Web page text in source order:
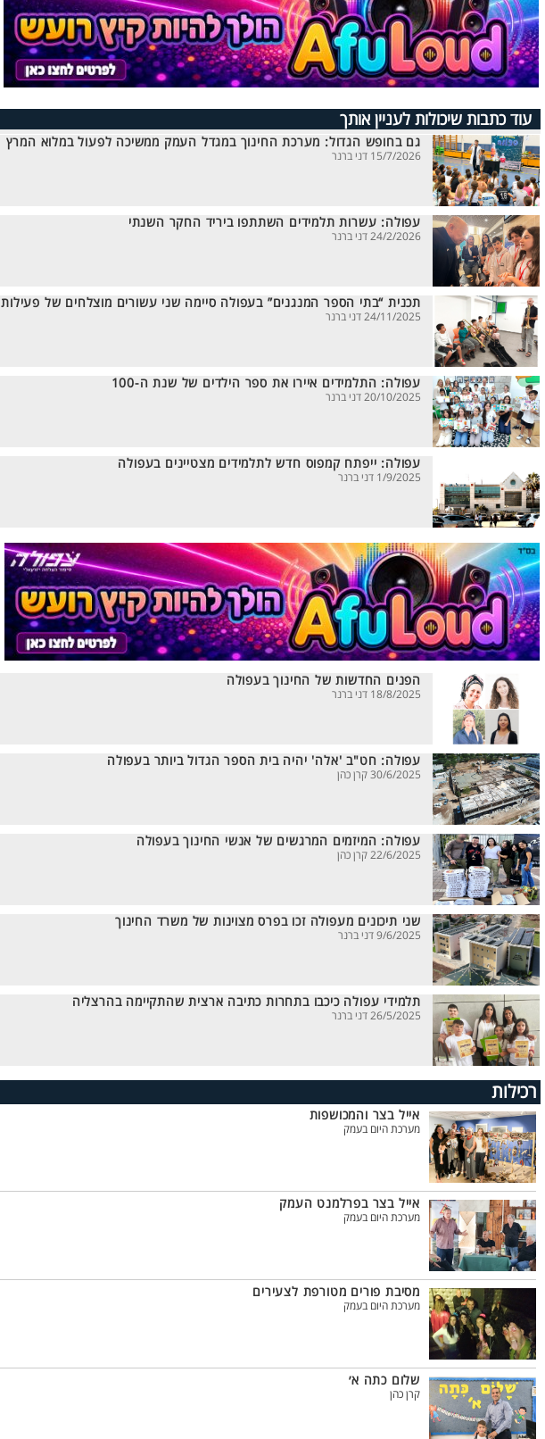
עוד כתבות שיכולות לעניין אותך
גם בחופש הגדול: מערכת החינוך במגדל העמק ממשיכה לפעול במלוא המרץ
15/7/2026 דני ברנר
עפולה: עשרות תלמידים השתתפו ביריד החקר השנתי
24/2/2026 דני ברנר
תכנית “בתי הספר המנגנים” בעפולה סיימה שני עשורים מוצלחים של פעילות
24/11/2025 דני ברנר
עפולה: התלמידים איירו את ספר הילדים של שנת ה-100
20/10/2025 דני ברנר
עפולה: ייפתח קמפוס חדש לתלמידים מצטיינים בעפולה
1/9/2025 דני ברנר
הפנים החדשות של החינוך בעפולה
18/8/2025 דני ברנר
עפולה: חט"ב 'אלה' יהיה בית הספר הגדול ביותר בעפולה
30/6/2025 קרן כהן
עפולה: המיזמים המרגשים של אנשי החינוך בעפולה
22/6/2025 קרן כהן
שני תיכונים מעפולה זכו בפרס מצוינות של משרד החינוך
9/6/2025 דני ברנר
תלמידי עפולה כיכבו בתחרות כתיבה ארצית שהתקיימה בהרצליה
26/5/2025 דני ברנר
רכילות
אייל בצר והמכושפות
מערכת היום בעמק
אייל בצר בפרלמנט העמק
מערכת היום בעמק
מסיבת פורים מטורפת לצעירים
מערכת היום בעמק
שלום כתה א׳
קרן כהן